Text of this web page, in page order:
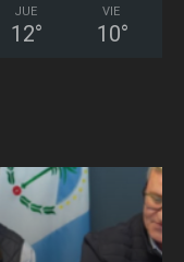
JUE
12°
VIE
10°